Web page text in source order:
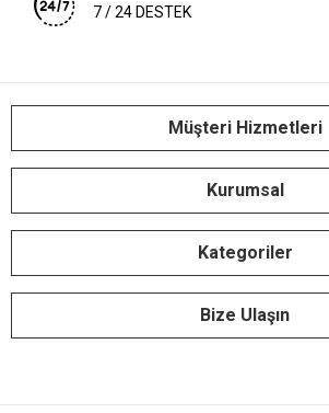
7 / 24 DESTEK
Müşteri Hizmetleri
Kurumsal
Kategoriler
Bize Ulaşın